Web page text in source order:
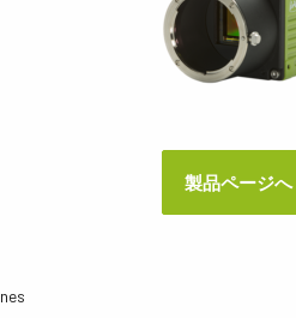
製品ページへ